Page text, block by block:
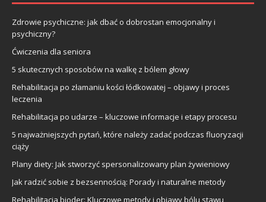
Zdrowie psychiczne: jak dbać o dobrostan emocjonalny i
psychiczny?
Ćwiczenia dla seniora
5 skutecznych sposobów na walkę z bólem głowy
Rehabilitacja po złamaniu kości łódkowatej – objawy i proces
leczenia
Rehabilitacja po udarze – kluczowe informacje i etapy procesu
5 najważniejszych pytań, które należy zadać podczas fluoryzacji
ciąży
Plany diety: Jak stworzyć spersonalizowany plan żywieniowy
Jak radzić sobie z bezsennością: Porady i naturalne metody
Rehabilitacja bioder: Kluczowe metody i objawy bólu stawu